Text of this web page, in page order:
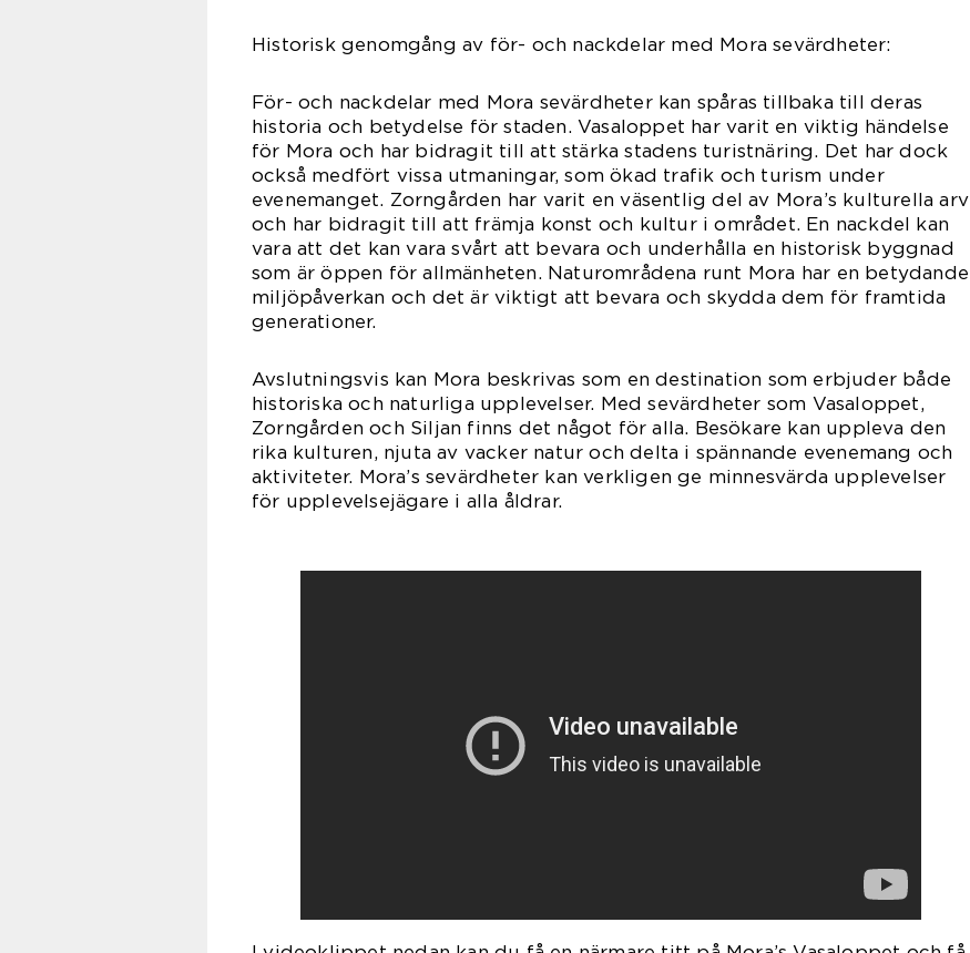
Historisk genomgång av för- och nackdelar med Mora sevärdheter:
För- och nackdelar med Mora sevärdheter kan spåras tillbaka till deras
historia och betydelse för staden. Vasaloppet har varit en viktig händelse
för Mora och har bidragit till att stärka stadens turistnäring. Det har dock
också medfört vissa utmaningar, som ökad trafik och turism under
evenemanget. Zorngården har varit en väsentlig del av Mora’s kulturella arv
och har bidragit till att främja konst och kultur i området. En nackdel kan
vara att det kan vara svårt att bevara och underhålla en historisk byggnad
som är öppen för allmänheten. Naturområdena runt Mora har en betydande
miljöpåverkan och det är viktigt att bevara och skydda dem för framtida
generationer.
Avslutningsvis kan Mora beskrivas som en destination som erbjuder både
historiska och naturliga upplevelser. Med sevärdheter som Vasaloppet,
Zorngården och Siljan finns det något för alla. Besökare kan uppleva den
rika kulturen, njuta av vacker natur och delta i spännande evenemang och
aktiviteter. Mora’s sevärdheter kan verkligen ge minnesvärda upplevelser
för upplevelsejägare i alla åldrar.